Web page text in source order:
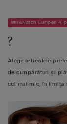
Mix&Match Cumperi 4,
?
Alege articolele
de cumpărături și
cel mai mic, în limita